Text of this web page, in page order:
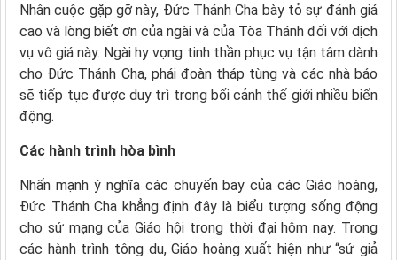
Nhân cuộc gặp gỡ này, Đức Thánh Cha bày tỏ sự đánh giá
cao và lòng biết ơn của ngài và của Tòa Thánh đối với dịch
vụ vô giá này. Ngài hy vọng tinh thần phục vụ tận tâm dành
cho Đức Thánh Cha, phái đoàn tháp tùng và các nhà báo
sẽ tiếp tục được duy trì trong bối cảnh thế giới nhiều biến
động.
Các hành trình hòa bình
Nhấn mạnh ý nghĩa các chuyến bay của các Giáo hoàng,
Đức Thánh Cha khẳng định đây là biểu tượng sống động
cho sứ mạng của Giáo hội trong thời đại hôm nay. Trong
các hành trình tông du, Giáo hoàng xuất hiện như “sứ giả